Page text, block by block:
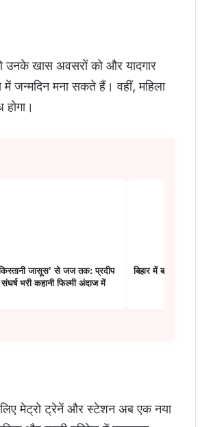
उनके खास अवसरों को और यादगार
में जन्मदिन मना सकते हैं। वहीं, महिला
जासूस’ से जज तक: प्रदीप
भरी कहानी फिल्मी अंदाज में
बिहार में बाढ़ का प्रहार
मेट्रो ट्रेनें और स्टेशन अब एक नया